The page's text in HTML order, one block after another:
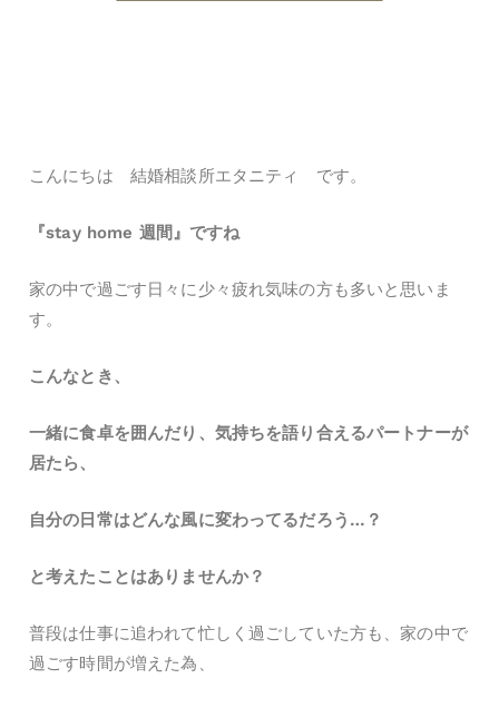
こんにちは 結婚相談所エタニティ です。
『stay home 週間』ですね
家の中で過ごす日々に少々疲れ気味の方も多いと思いま
す。
こんなとき、
一緒に食卓を囲んだり、気持ちを語り合えるパートナーが
居たら、
自分の日常はどんな風に変わってるだろう…？
と考えたことはありませんか？
普段は仕事に追われて忙しく過ごしていた方も、家の中で
過ごす時間が増えた為、